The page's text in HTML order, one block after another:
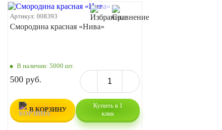
Артикул: 008393
Смородина красная «Нива»
В наличии: 5000 шт.
500 руб.
В КОРЗИНУ
Купить в 1
клик